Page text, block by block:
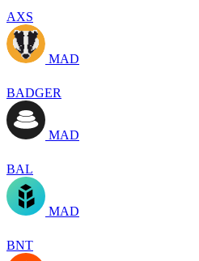
AXS
MAD
BADGER
MAD
BAL
MAD
BNT